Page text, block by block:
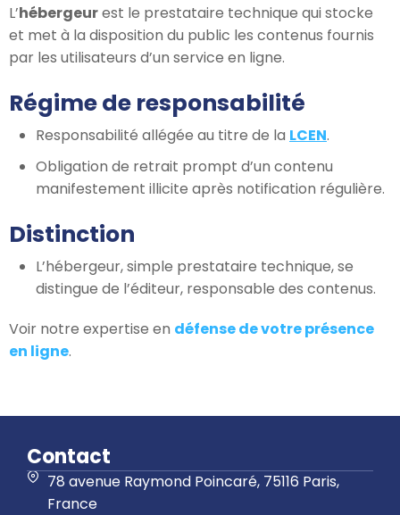
L’hébergeurest le prestataire technique qui stocke
et met à la disposition du public les contenus fournis
par les utilisateurs d’un service en ligne.
Régime de responsabilité
Responsabilité allégée au titre de la LCEN.
Obligation de retrait prompt d’un contenu
manifestement illicite après notification régulière.
Distinction
L’hébergeur, simple prestataire technique, se
distingue de l’éditeur, responsable des contenus.
Voir notre expertise en défense de votre présence
en ligne.
Contact
78 avenue Raymond Poincaré, 75116 Paris,
France